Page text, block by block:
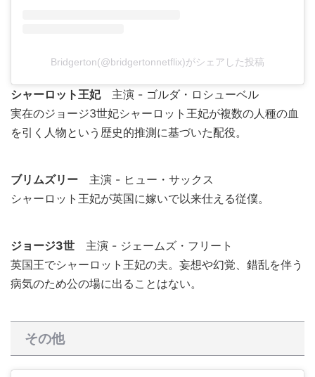
Bridgerton(@bridgertonnetflix)がシェアした投稿
シャーロット王妃主演 - ゴルダ・ロシューベル
実在のジョージ3世妃シャーロット王妃が複数の人種の血
を引く人物という歴史的推測に基づいた配役。
ブリムズリー 主演 - ヒュー・サックス
シャーロット王妃が英国に嫁いで以来仕える従僕。
ジョージ3世 主演 - ジェームズ・フリート
英国王でシャーロット王妃の夫。妄想や幻覚、錯乱を伴う
病気のため公の場に出ることはない。
その他